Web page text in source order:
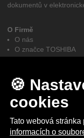
dokumentů v
O Firmě
O nás
O značce TOSHIBA
GDPR
Obchodní podmínky
Autorizovaní partněři
Facebook
LinkedIn
🍪
cookies
Tato webová
informacích o